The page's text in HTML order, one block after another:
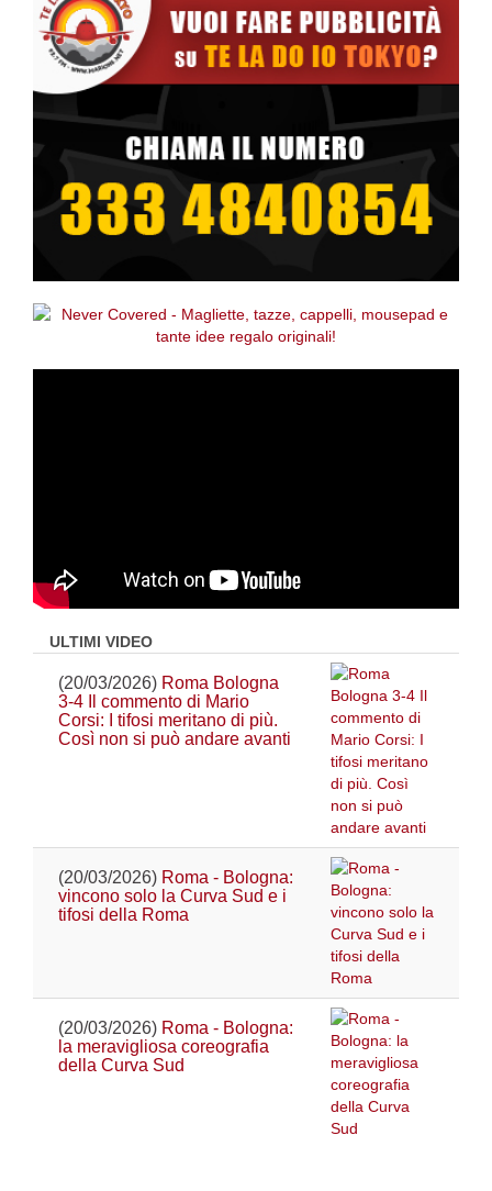
ULTIMI VIDEO
(20/03/2026) Roma Bologna
3-4 Il commento di Mario
Corsi: I tifosi meritano di più.
Così non si può andare avanti
(20/03/2026) Roma - Bologna:
vincono solo la Curva Sud e i
tifosi della Roma
(20/03/2026) Roma - Bologna:
la meravigliosa coreografia
della Curva Sud